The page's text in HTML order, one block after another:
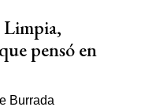
Limpia,
pensó en